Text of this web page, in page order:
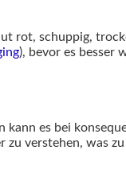
rot, schuppig,
), bevor es besser
kann es bei
zu verstehen, was